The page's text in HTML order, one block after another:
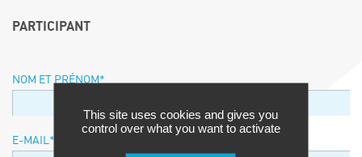
PARTICIPANT
NOM ET PRÉNOM *
E-MAIL *
This site uses cookies and gives you
control over what you want to activate